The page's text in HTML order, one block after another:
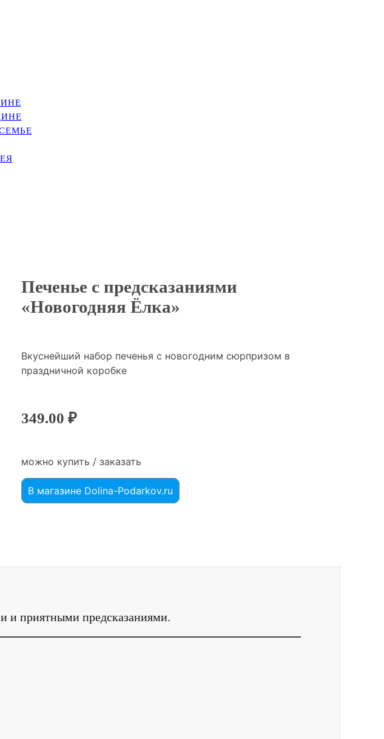
Печенье с предсказаниями
«Новогодняя Ёлка»
Вкуснейший набор печенья с новогодним сюрпризом в
праздничной коробке
349.00₽
можно купить / заказать
В магазине Dolina-Podarkov.ru
и приятными предсказаниями.